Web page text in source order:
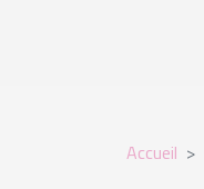
Accueil